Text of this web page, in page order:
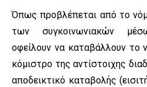
Όπως προβλέπεται από το
των συγκοινωνιακών
οφείλουν να καταβάλλουν το
κόμιστρο της αντίστοιχης
αποδεικτικό καταβολής